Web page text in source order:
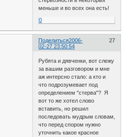
меньше и во всех она есть!
0
Поделиться 27
2006-
02-27 23:50:54
Рубята и дявченки, вот слежу
за вашим разговором и мне
аж интерсно стало: а кто и
что подрозумевает под
определением "стерва"? Я
вот то же хотел слово
вставить, но решил
последовать мудрым словам,
что перед спором нужно
уточнить какое красное